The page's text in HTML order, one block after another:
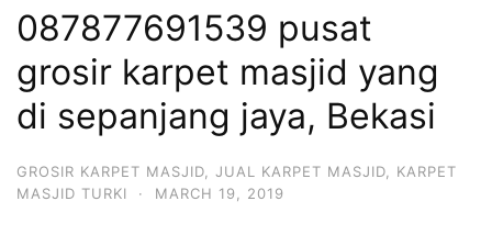
087877691539 pusat
grosir karpet masjid yang
di sepanjang jaya, Bekasi
GROSIR KARPET MASJID JUAL KARPET MASJID
KARPET
MASJID TURKI
· MARCH 19, 2019